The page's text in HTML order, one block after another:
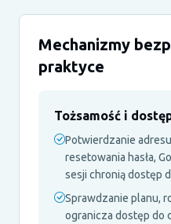
Mechanizmy
praktyce
Tożsamość i
Potwierdzanie
resetowania hasła,
sesji chronią dostęp
Sprawdzanie planu,
ogranicza dostęp do